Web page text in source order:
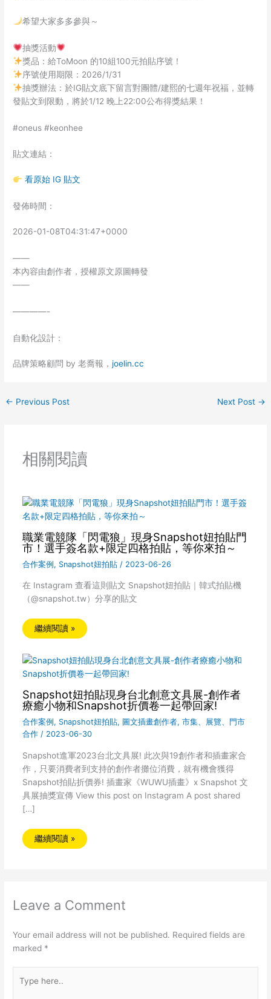
希望大家多多參與～
抽獎活動
獎品：給ToMoon 的10組100元拍貼序號！
序號使用期限：2026/1/31
抽獎辦法：於IG貼文底下留言對團體/建熙的七週年祝福，並轉
發貼文到限動，將於1/12 晚上22:00公布得獎結果！
#oneus #keonhee
貼文連結：
看原始 IG 貼文
發佈時間：
2026-01-08T04:31:47+0000
——
本內容由創作者，授權原文原圖轉發
——
————-
自動化設計：
品牌策略顧問 by 老喬報，joelin.cc
← Previous Post Next Post →
相關閱讀
職業電競隊「閃電狼」現身Snapshot妞拍貼門
市！選手簽名款+限定四格拍貼，等你來拍～
合作案例 , Snapshot妞拍貼/ 2023-06-26
在 Instagram 查看這則貼文 Snapshot妞拍貼｜韓式拍貼機
（@snapshot.tw）分享的貼文
繼續閱讀 »
Snapshot妞拍貼現身台北創意文具展-創作者
療癒小物和Snapshot折價卷一起帶回家!
合作案例 , Snapshot妞拍貼, 圖文插畫創作者, 市集、展覽、門市
合作/ 2023-06-30
Snapshot進軍2023台北文具展! 此次與19創作者和插畫家合
作，只要消費者到支持的創作者攤位消費，就有機會獲得
Snapshot拍貼折價券! 插畫家《WUWU插畫》x Snapshot 文
具展抽獎宣傳 View this post on Instagram A post shared
[…]
繼續閱讀 »
Leave a Comment
Your email address will not be published. Required fields are
marked *
here..